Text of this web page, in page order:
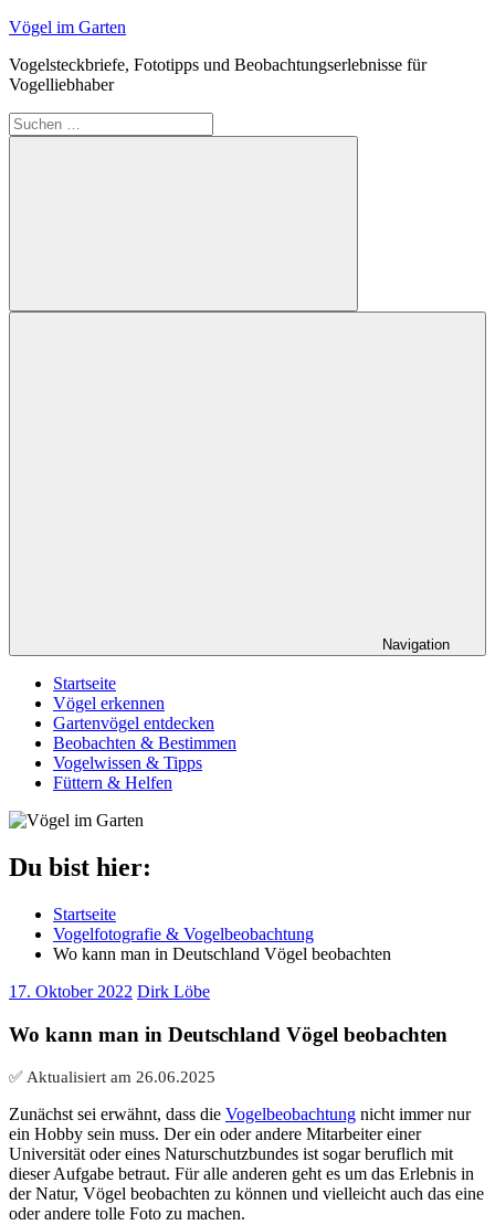
Zum
springen
Vögel im Garten
Vogelsteckbriefe, Fototipps und Beobachtungserlebnisse für
Vogelliebhaber
Suchen
nach:
Suchen
Navigation
Startseite
Vögel erkennen
Gartenvögel entdecken
Beobachten & Bestimmen
Vogelwissen & Tipps
Füttern & Helfen
Du bist hier:
Startseite
Vogelfotografie & Vogelbeobachtung
Wo kann man in Deutschland Vögel beobachten
17. Oktober 2022 Dirk Löbe
Wo kann man in Deutschland Vögel beobachten
✅ Aktualisiert am 26.06.2025
Zunächst sei erwähnt, dass die Vogelbeobachtung nicht immer nur
ein Hobby sein muss. Der ein oder andere Mitarbeiter einer
Universität oder eines Naturschutzbundes ist sogar beruflich mit
dieser Aufgabe betraut. Für alle anderen geht es um das Erlebnis in
der Natur, Vögel beobachten zu können und vielleicht auch das eine
oder andere tolle Foto zu machen.